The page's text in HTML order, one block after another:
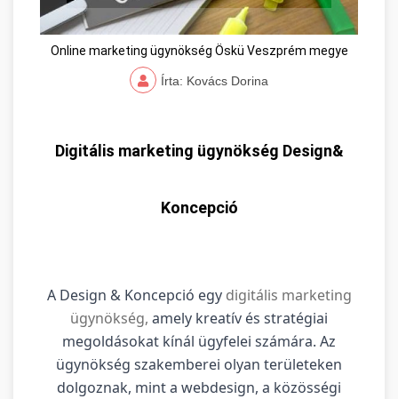
Online marketing ügynökség Öskü Veszprém megye
Írta: Kovács Dorina
Digitális marketing ügynökség Design&
Koncepció
A Design & Koncepció egy digitális marketing
ügynökség, amely kreatív és stratégiai
megoldásokat kínál ügyfelei számára. Az
ügynökség szakemberei olyan területeken
dolgoznak, mint a webdesign, a közösségi